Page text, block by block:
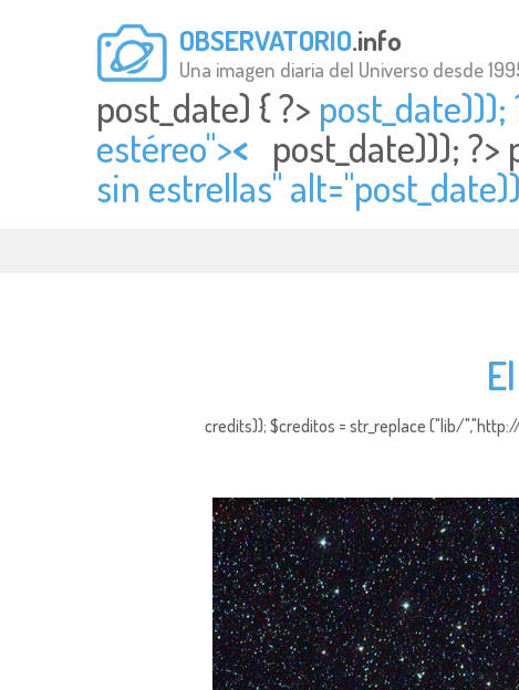
OBSERVATORIO.info
Una imagen diaria del Universo desde
post_date) { ?> post_date)));
estéreo">< post_date))); ?>
sin estrellas" alt="
credits)); $creditos = str_replace ("lib/